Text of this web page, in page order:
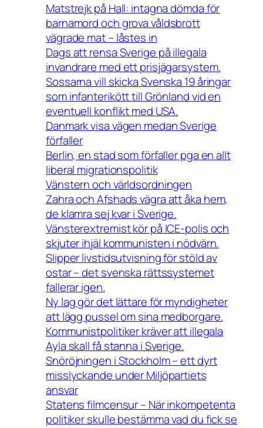
Matstrejk på Hall: intagna dömda för
barnamord och grova våldsbrott
vägrade mat – låstes in
Dags att rensa Sverige på illegala
invandrare med ett prisjägarsystem.
Sossarna vill skicka Svenska 19 åringar
som infanterikött till Grönland vid en
eventuell konflikt med USA.
Danmark visa vägen medan Sverige
förfaller
Berlin, en stad som förfaller pga en allt
liberal migrationspolitik
Vänstern och världsordningen
Zahra och Afshads vägra att åka hem,
de klamra sej kvar i Sverige.
Vänsterextremist kör på ICE-polis och
skjuter ihjäl kommunisten i nödvärn.
Slipper livstidsutvisning för stöld av
ostar – det svenska rättssystemet
fallerar igen.
Ny lag gör det lättare för myndigheter
att lägg pussel om sina medborgare.
Kommunistpolitiker kräver att illegala
Ayla skall få stanna i Sverige.
Snöröjningen i Stockholm – ett dyrt
misslyckande under Miljöpartiets
ansvar
Statens filmcensur – När inkompetenta
politiker skulle bestämma vad du fick se